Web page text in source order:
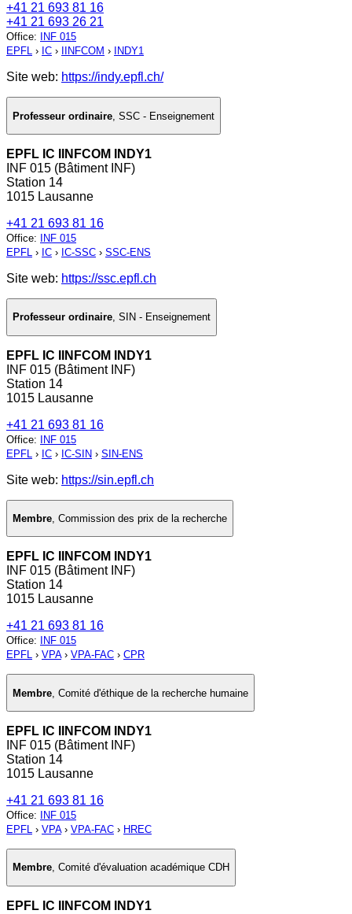
+41 21 693 81 16
+41 21 693 26 21
Office:
INF 015
EPFL › IC › IINFCOM › INDY1
Site web: https://indy.epfl.ch/
Professeur ordinaire SSC - Enseignement
EPFL IC IINFCOM INDY1
INF 015 (Bâtiment INF)
Station 14
1015 Lausanne
+41 21 693 81 16
Office:
INF 015
EPFL › IC › IC-SSC › SSC-ENS
Site web: https://ssc.epfl.ch
Professeur ordinaire, SIN - Enseignement
EPFL IC IINFCOM INDY1
INF 015 (Bâtiment INF)
Station 14
1015 Lausanne
+41 21 693 81 16
Office: INF 015
EPFL › IC › IC-SIN › SIN-ENS
Site web: https://sin.epfl.ch
Membre, Commission des prix de la recherche
EPFL IC IINFCOM INDY1
INF 015 (Bâtiment INF)
Station 14
1015 Lausanne
+41 21 693 81 16
Office:
INF 015
EPFL › VPA› VPA-FAC › CPR
Membre Comité d'éthique de la recherche humaine
EPFL IC IINFCOM INDY1
INF 015 (Bâtiment INF)
Station 14
1015 Lausanne
+41 21 693 81 16
Office:
INF 015
EPFL › VPA› VPA-FAC › HREC
Membre, Comité d'évaluation académique CDH
EPFL IC IINFCOM INDY1